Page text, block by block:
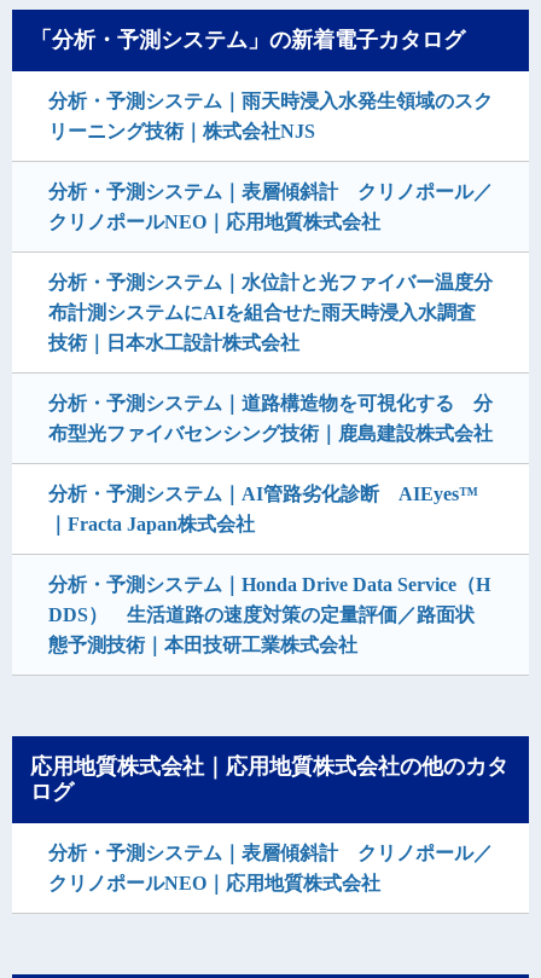
「分析・予測システム」の新着電子カタログ
分析・予測システム｜雨天時浸入水発生領域のスク
リーニング技術｜株式会社NJS
分析・予測システム｜表層傾斜計 クリノポール／
クリノポールNEO｜応用地質株式会社
分析・予測システム｜水位計と光ファイバー温度分
布計測システムにAIを組合せた雨天時浸入水調査
技術｜日本水工設計株式会社
分析・予測システム｜道路構造物を可視化する 分
布型光ファイバセンシング技術｜鹿島建設株式会社
分析・予測システム｜AI管路劣化診断 AIEyes™
｜Fracta Japan株式会社
分析・予測システム｜Honda Drive Data Service（H
DDS） 生活道路の速度対策の定量評価／路面状
態予測技術｜本田技研工業株式会社
応用地質株式会社｜応用地質株式会社の他のカタ
ログ
分析・予測システム｜表層傾斜計 クリノポール／
クリノポールNEO｜応用地質株式会社